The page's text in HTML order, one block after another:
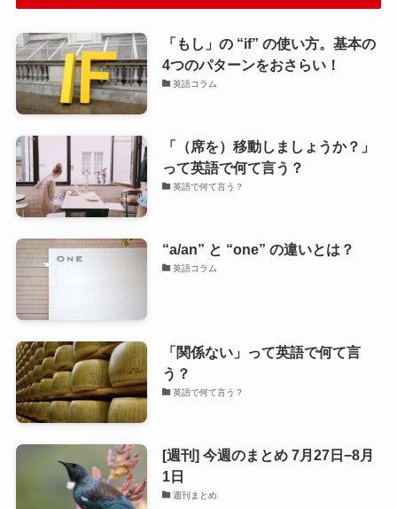
「もし」の “if” の使い方。基本の
4つのパターンをおさらい！
英語コラム
「（席を）移動しましょうか？」
って英語で何て言う？
英語で何て言う？
“a/an” と “one” の違いとは？
英語コラム
「関係ない」って英語で何て言
う？
英語で何て言う？
[週刊] 今週のまとめ 7月27日−8月
1日
週刊まとめ